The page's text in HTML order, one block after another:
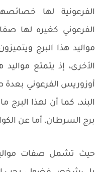
الفرعونية لها
الفرعوني كغيره لها
مواليد هذا البرج
الأخرى، إذ يتمتع
أوزوريس الفرعوني
البند، كما أن لهذا البرج
برج السرطان، أما عن
حيث تشمل صفات